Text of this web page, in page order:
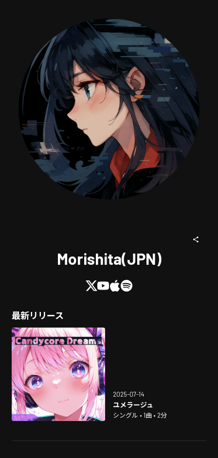
Morishita(JPN)
最新リリース
2025-07-14
ユメラージュ
シングル • 1曲 • 2分